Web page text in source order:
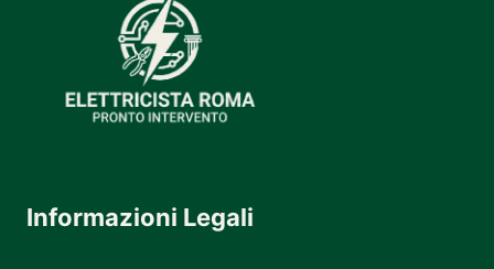
Informazioni Legali